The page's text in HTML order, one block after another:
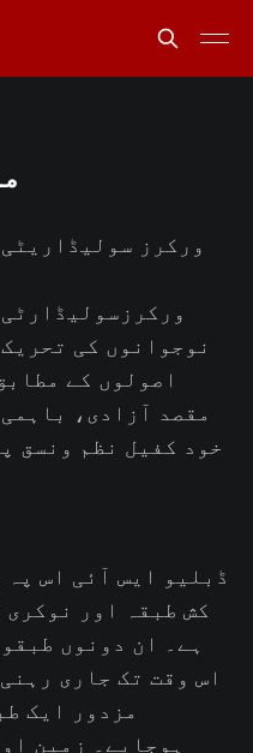
ورکرز
نوجوانوں کی
اصولوں کے
مقصد آزادی،
خود کفیل نظم ونسق
ڈبلیو ایس آئی اس
کش طبقہ اور نوکری
ہے۔ ان دونوں
اس وقت تک جاری
مزدور ایک
ہوجایے۔ زمین